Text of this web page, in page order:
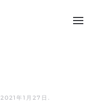
2021年1月27日 .